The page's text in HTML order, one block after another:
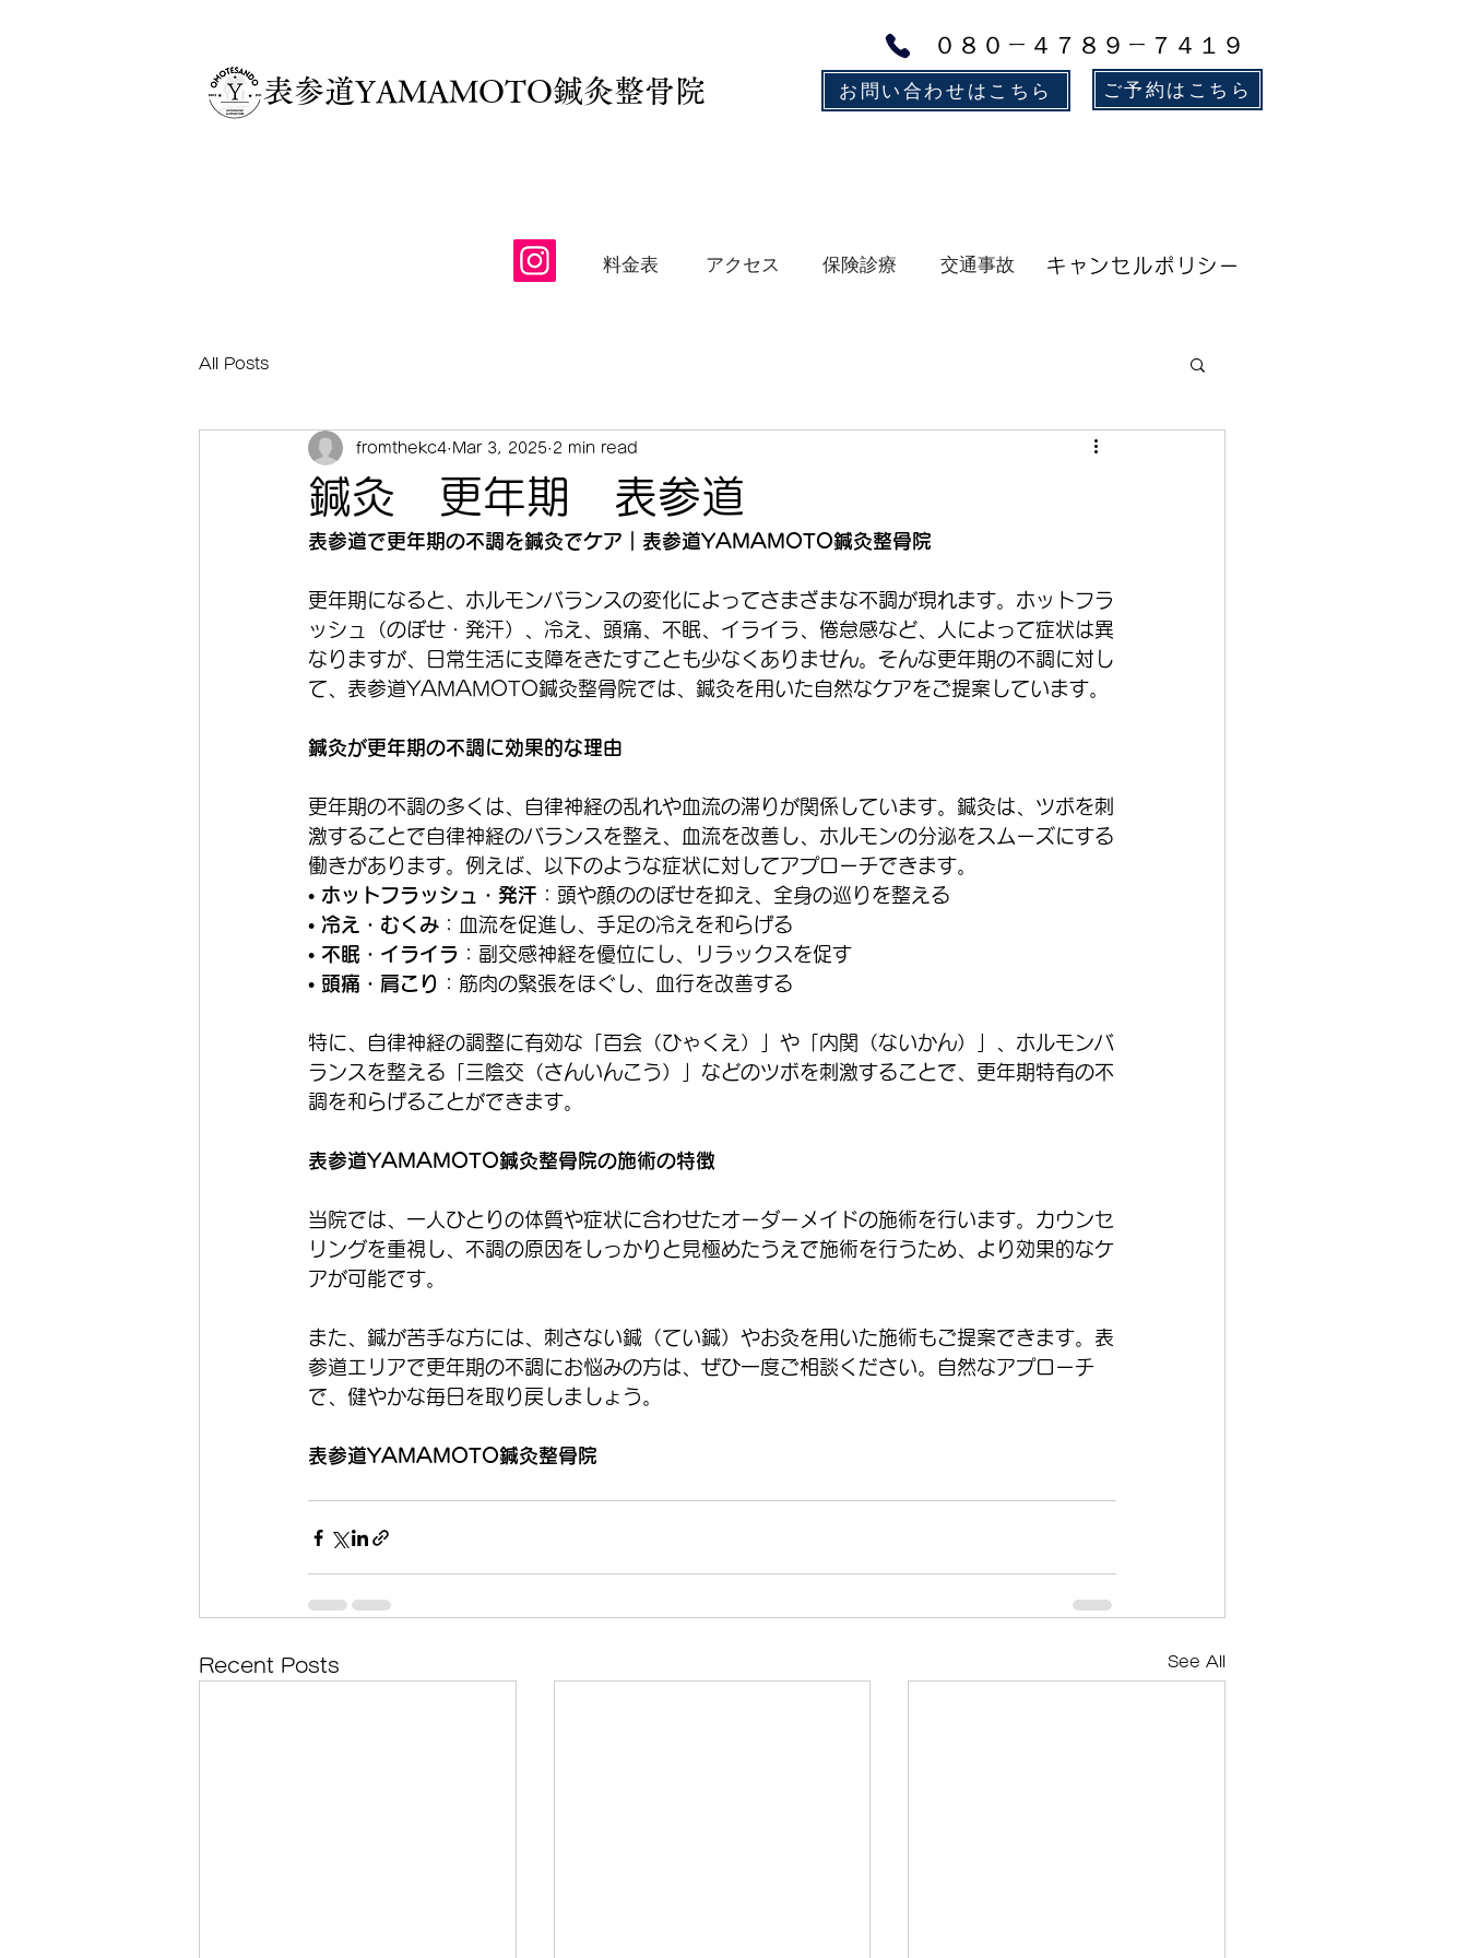
​表参道YAMAMOTO鍼灸整骨院
０８０－４７８９－７４１９
お問い合わせはこちら
ご予約はこちら
料金表 アクセス 保険診療 交通事故 キャンセルポリシー
All Posts
鍼灸 更年期 表参道
fromthekc4 Mar 3, 2025 2 min read
表参道で更年期の不調を鍼灸でケア｜表参道YAMAMOTO鍼灸整骨院
更年期になると、ホルモンバランスの変化によってさまざまな不調が現れます。ホットフラ
ッシュ（のぼせ・発汗）、冷え、頭痛、不眠、イライラ、倦怠感など、人によって症状は異
なりますが、日常生活に支障をきたすことも少なくありません。そんな更年期の不調に対し
て、表参道YAMAMOTO鍼灸整骨院では、鍼灸を用いた自然なケアをご提案しています。
鍼灸が更年期の不調に効果的な理由
更年期の不調の多くは、自律神経の乱れや血流の滞りが関係しています。鍼灸は、ツボを刺
激することで自律神経のバランスを整え、血流を改善し、ホルモンの分泌をスムーズにする
働きがあります。例えば、以下のような症状に対してアプローチできます。
• ホットフラッシュ・発汗 ：頭や顔ののぼせを抑え、全身の巡りを整える
• 冷え・むくみ ：血流を促進し、手足の冷えを和らげる
• 不眠・イライラ ：副交感神経を優位にし、リラックスを促す
• 頭痛・肩こり ：筋肉の緊張をほぐし、血行を改善する
特に、自律神経の調整に有効な「百会（ひゃくえ）」や「内関（ないかん）」、ホルモンバ
ランスを整える「三陰交（さんいんこう）」などのツボを刺激することで、更年期特有の不
調を和らげることができます。
表参道YAMAMOTO鍼灸整骨院の施術の特徴
当院では、一人ひとりの体質や症状に合わせたオーダーメイドの施術を行います。カウンセ
リングを重視し、不調の原因をしっかりと見極めたうえで施術を行うため、より効果的なケ
アが可能です。
また、鍼が苦手な方には、刺さない鍼（てい鍼）やお灸を用いた施術もご提案できます。表
参道エリアで更年期の不調にお悩みの方は、ぜひ一度ご相談ください。自然なアプローチ
で、健やかな毎日を取り戻しましょう。
表参道YAMAMOTO鍼灸整骨院
Recent Posts See All